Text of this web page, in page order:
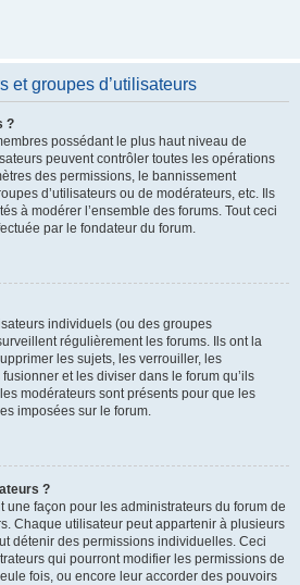
et groupes d’utilisateurs
?
possédant le plus haut niveau de
peuvent contrôler toutes les opérations
des permissions, le bannissement
d’utilisateurs ou de modérateurs, etc. Ils
à modérer l’ensemble des forums. Tout ceci
par le fondateur du forum.
individuels (ou des groupes
régulièrement les forums. Ils ont la
les sujets, les verrouiller, les
et les diviser dans le forum qu’ils
modérateurs sont présents pour que les
imposées sur le forum.
?
une façon pour les administrateurs du forum de
Chaque utilisateur peut appartenir à plusieurs
détenir des permissions individuelles. Ceci
qui pourront modifier les permissions de
fois, ou encore leur accorder des pouvoirs